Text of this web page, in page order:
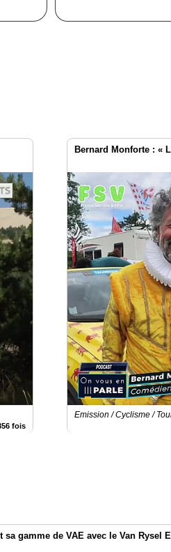
fois
Bernard Monforte : «
Emission / Cyclisme /
gamme de VAE avec le Van Rysel